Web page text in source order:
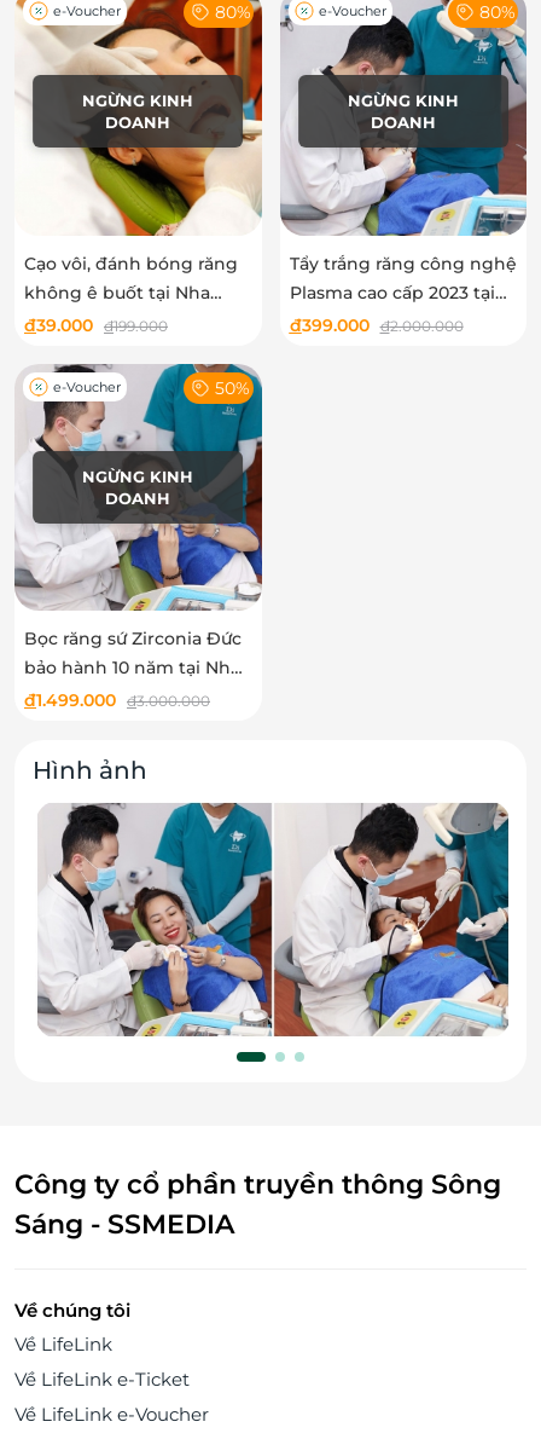
NGỪNG KINH
DOANH
e-Voucher 80%
Cạo vôi, đánh bóng răng
không ê buốt tại Nha
Khoa Di
đ39.000 đ199.000
NGỪNG KINH
DOANH
e-Voucher 80%
Tẩy trắng răng công nghệ
Plasma cao cấp 2023 tại
Nha Khoa Di
đ399.000 đ2.000.000
NGỪNG KINH
DOANH
e-Voucher 50%
Bọc răng sứ Zirconia Đức
bảo hành 10 năm tại Nha
Khoa Di
đ1.499.000 đ3.000.000
Hình ảnh
Công ty cổ phần truyền thông Sông
Sáng - SSMEDIA
Về chúng tôi
Về LifeLink
Về LifeLink e-Ticket
Về LifeLink e-Voucher